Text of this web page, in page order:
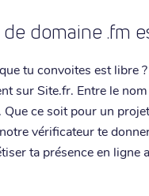
domaine .fm
tu convoites est libre
sur Site.fr. Entre le
ce soit pour un
vérificateur te
ta présence en ligne